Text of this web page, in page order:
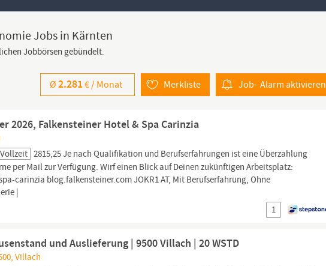
Jobs in Kärnten
Jobbörsen gebündelt.
Job- Alarmaktivieren
Merkliste
Ø2.281€ / Monat
2026, Falkensteiner Hotel & Spa Carinzia
Vollzeit 2815,25 Je nach Qualifikation und Berufserfahrungen ist eine Überzahlung
per Mail zur Verfügung. Wirf einen Blick auf Deinen zukünftigen Arbeitsplatz:
carinzia blog.falkensteiner.com JOKR1 AT, Mit Berufserfahrung, Ohne
|
1
und Auslieferung | 9500 Villach | 20 WSTD
Villach